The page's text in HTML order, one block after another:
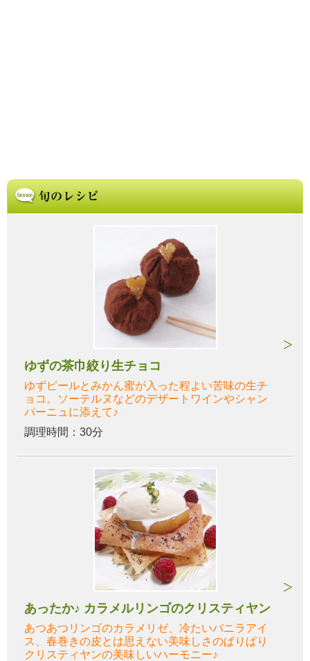
ゆずの茶巾絞り生チョコ
ゆずピールとみかん蜜が入った程よい苦味の生チ
ョコ。ソーテルヌなどのデザートワインやシャン
パーニュに添えて♪
調理時間：30分
あったか♪ カラメルリンゴのクリスティヤン
あつあつリンゴのカラメリゼ、冷たいバニラアイ
ス、春巻きの皮とは思えない美味しさのぱりぱり
クリスティヤンの美味しいハーモニー♪